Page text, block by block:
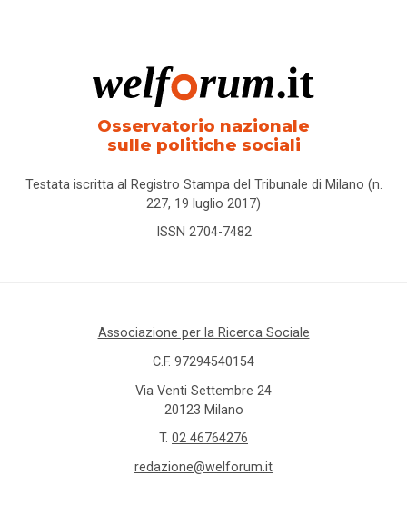
Osservatorio nazionale
sulle politiche sociali
Testata iscritta al Registro Stampa del Tribunale di Milano (n.
227, 19 luglio 2017)
ISSN 2704-7482
Associazione per la Ricerca Sociale
C.F. 97294540154
Via Venti Settembre 24
20123 Milano
T. 02 46764276
redazione@welforum.it